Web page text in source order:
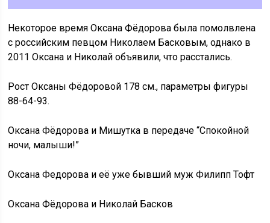
Некоторое время Оксана Фёдорова была помолвлена
с российским певцом Николаем Басковым, однако в
2011 Оксана и Николай объявили, что расстались.
Рост Оксаны Фёдоровой 178 см., параметры фигуры
88-64-93.
Оксана Фёдорова и Мишутка в передаче “Спокойной
ночи, малыши!”
Оксана Федорова и её уже бывший муж Филипп Тофт
Оксана Фёдорова и Николай Басков